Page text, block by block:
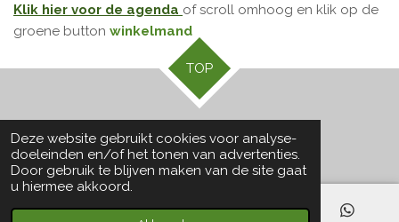
Deze website gebruikt cookies voor analyse-
doeleinden en/of het tonen van advertenties.
Door gebruik te blijven maken van de site gaat
u hiermee akkoord.
Klik hier voor de agenda of scroll omhoog en klik op de
groene button winkelmand
TOP
© 2021 - 2026 Marlisa Hof
Powered by JouwWeb